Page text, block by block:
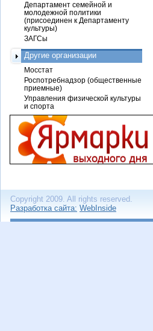
Департамент семейной и
молодежной политики
(присоединен к Департаменту
культуры)
ЗАГСы
Другие организации
Мосстат
Роспотребнадзор (общественные
приемные)
Управления физической культуры
и спорта
Copyright 2009. All rights reserved.
Разработка сайта: WebInside